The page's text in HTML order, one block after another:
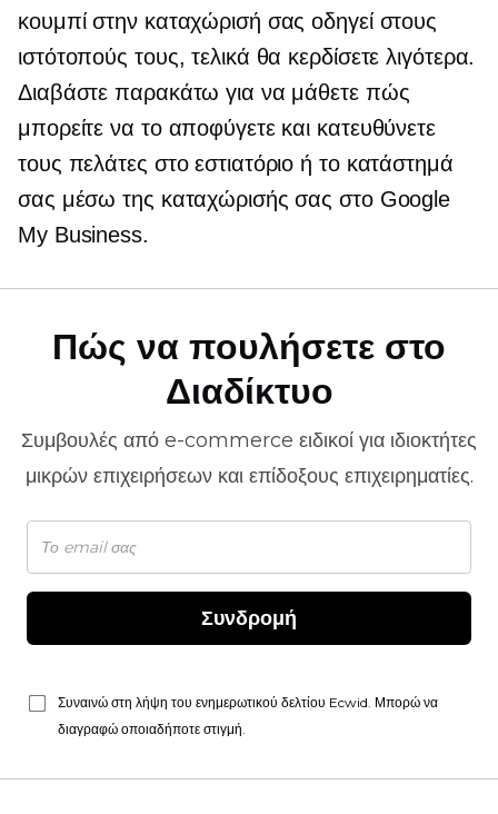
κουμπί στην καταχώρισή σας οδηγεί στους
ιστότοπούς τους, τελικά θα κερδίσετε λιγότερα.
Διαβάστε παρακάτω για να μάθετε πώς
μπορείτε να το αποφύγετε και κατευθύνετε
τους πελάτες στο εστιατόριο ή το κατάστημά
σας μέσω της καταχώρισής σας στο Google
My Business.
Πώς να πουλήσετε στο
Διαδίκτυο
Συμβουλές από e-commerce ειδικοί για ιδιοκτήτες
μικρών επιχειρήσεων και επίδοξους επιχειρηματίες.
Συνδρομή
Συναινώ στη λήψη του ενημερωτικού δελτίου Ecwid. Μπορώ να
διαγραφώ οποιαδήποτε στιγμή.